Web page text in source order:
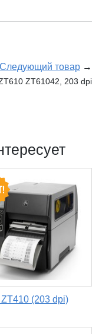
Следующий товар →
ZT61042, 203 dpi
(203 dpi)